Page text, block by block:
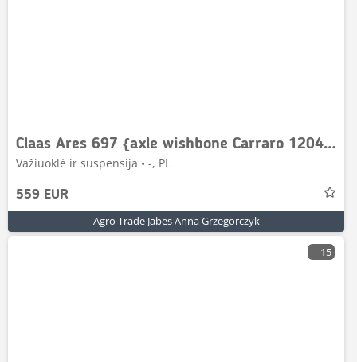
Claas Ares 697 {axle wishbone Carraro 12047 12048}
Važiuoklė ir suspensija • -, PL
559 EUR
Agro Trade Jabes Anna Grzegorczyk
15